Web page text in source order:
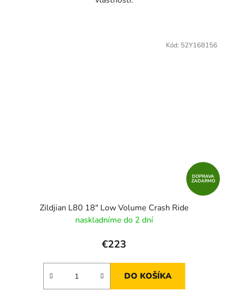
DOPRAVA
ZADARMO
Zildjian L80 18" Low Volume Crash Ride
naskladníme do 2 dní
€223
DO KOŠÍKA
Kód: 52Y168156